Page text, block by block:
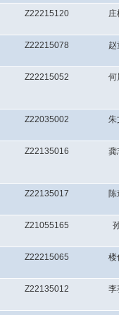
Z22215120 庄
Z22215078 赵
Z22215052 何
Z22035002 朱
Z22135016 龚
Z22135017 陈
Z21055165
Z22215065 楼
Z22135012 李